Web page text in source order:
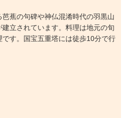
蕉の句碑や神仏混淆時代の羽黒山
立されています。料理は地元の旬
す。国宝五重塔には徒歩10分で行